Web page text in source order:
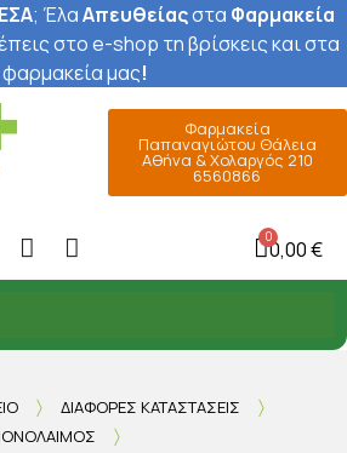
; ΈλαΑπευθείαςστα Φαρμακεία
στο e-shop τη βρίσκεις και στα
φαρμακεία μας!
Φαρμακεία
Παπαναγιώτου Θάλεια
Αθήνα & Χολαργός 210
6560866
0,00 €
ΔΙΆΦΟΡΕΣ ΚΑΤΑΣΤΆΣΕΙΣ